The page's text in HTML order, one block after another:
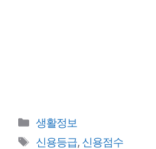
카
테
생활정보
태
신용등급, 신용점수